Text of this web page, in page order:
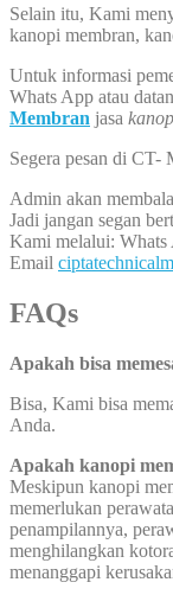
Selain itu, Kami
kanopi membran,
Untuk informasi
Whats App atau
Membran jasa
Segera pesan di CT-
Admin akan
Jadi jangan segan
Kami melalui: Whats
Email
FAQs
Apakah bisa
Bisa, Kami bisa
Anda.
Apakah kanopi
Meskipun kanopi
memerlukan
penampilannya,
menghilangkan
menanggapi